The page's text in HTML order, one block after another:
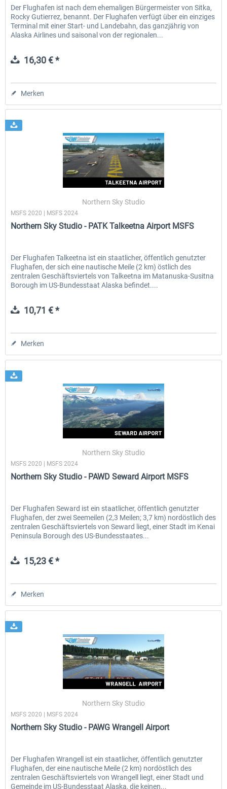
Der Flughafen ist nach dem ehemaligen Bürgermeister von Sitka,
Rocky Gutierrez, benannt. Der Flughafen verfügt über ein einziges
Terminal mit einer Start- und Landebahn, das ganzjährig von
Alaska Airlines und saisonal von der regionalen...
16,30 € *
Merken
Northern Sky Studio
MSFS 2020 | MSFS 2024
Northern Sky Studio - PATK Talkeetna Airport MSFS
Der Flughafen Talkeetna ist ein staatlicher, öffentlich genutzter
Flughafen, der sich eine nautische Meile (2 km) östlich des
zentralen Geschäftsviertels von Talkeetna im Matanuska-Susitna
Borough im US-Bundesstaat Alaska befindet....
10,71 € *
Merken
Northern Sky Studio
MSFS 2020 | MSFS 2024
Northern Sky Studio - PAWD Seward Airport MSFS
Der Flughafen Seward ist ein staatlicher, öffentlich genutzter
Flughafen, der zwei Seemeilen (2,3 Meilen; 3,7 km) nordöstlich des
zentralen Geschäftsviertels von Seward liegt, einer Stadt im Kenai
Peninsula Borough des US-Bundesstaates...
15,23 € *
Merken
Northern Sky Studio
MSFS 2020 | MSFS 2024
Northern Sky Studio - PAWG Wrangell Airport
Der Flughafen Wrangell ist ein staatlicher, öffentlich genutzter
Flughafen, der eine nautische Meile (2 km) nordöstlich des
zentralen Geschäftsviertels von Wrangell liegt, einer Stadt und
Gemeinde im US-Bundesstaat Alaska, die keinen...